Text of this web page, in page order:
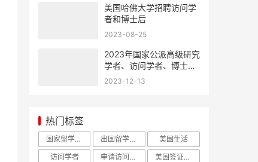
美国哈佛大学招聘访问学
者和博士后
2023-08-25
2023年国家公派高级研究
学者、访问学者、博士后
项目选派办法
2023-12-13
热门标签
国家留学基金委 出国留学人员选派简章
美国生活
访问学者
申请访问学者
美国签证预约